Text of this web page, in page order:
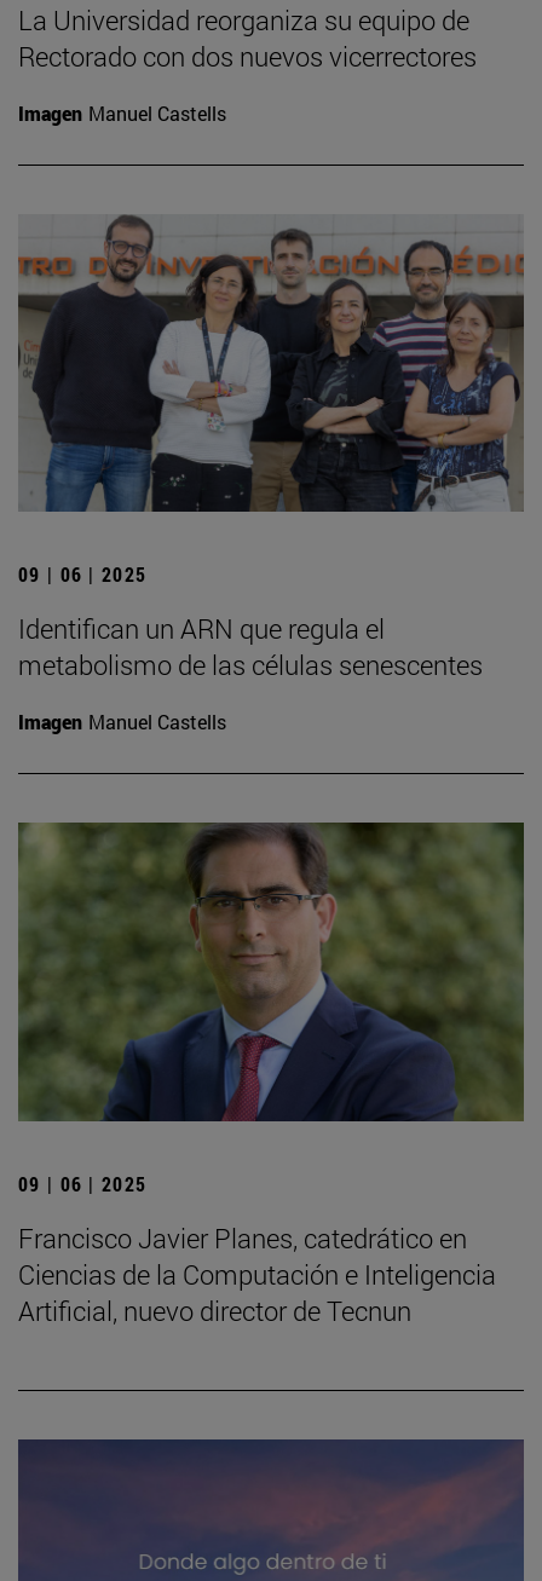
La Universidad reorganiza su equipo de
Rectorado con dos nuevos vicerrectores
Imagen Manuel Castells
09 | 06 | 2025
Identifican un ARN que regula el
metabolismo de las células senescentes
Imagen Manuel Castells
09 | 06 | 2025
Francisco Javier Planes, catedrático en
Ciencias de la Computación e Inteligencia
Artificial, nuevo director de Tecnun